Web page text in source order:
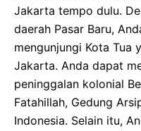
Jakarta tempo dulu.
daerah Pasar Baru,
mengunjungi Kota Tua
Jakarta. Anda dapat
peninggalan kolonial
Fatahillah, Gedung
Indonesia. Selain itu,